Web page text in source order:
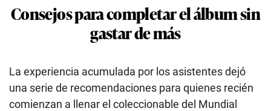
Consejos para completar el álbum sin
gastar de más
La experiencia acumulada por los asistentes dejó
una serie de recomendaciones para quienes recién
comienzan a llenar el coleccionable del Mundial